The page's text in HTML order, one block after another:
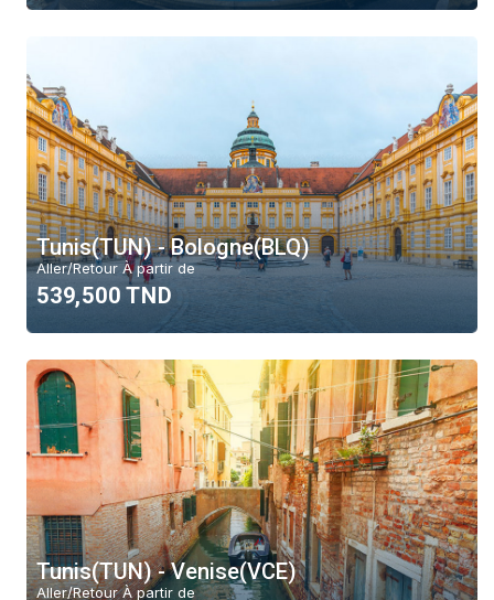
Tunis(TUN) - Bologne(BLQ)
Aller/Retour À partir de
539,500 TND
Tunis(TUN) - Venise(VCE)
Aller/Retour À partir de